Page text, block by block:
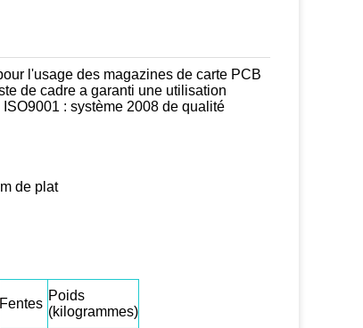
l'usage des magazines de carte PCB
de cadre a garanti une utilisation
: système 2008 de qualité
de plat
Fentes
Poids
(kilogrammes)